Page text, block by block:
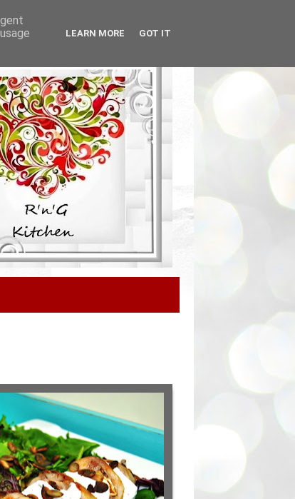
LEARN MORE GOT IT